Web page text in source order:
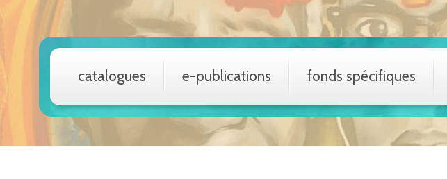
catalogues e-publications fonds spécifiques